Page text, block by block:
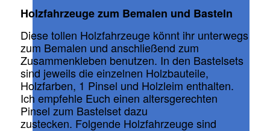
Holzfahrzeuge zum Bemalen und Basteln
Diese tollen Holzfahrzeuge könnt ihr unterwegs
zum Bemalen und anschließend zum
Zusammenkleben benutzen. In den Bastelsets
sind jeweils die einzelnen Holzbauteile,
Holzfarben, 1 Pinsel und Holzleim enthalten.
Ich empfehle Euch einen altersgerechten
Pinsel zum Bastelset dazu
zustecken. Folgende Holzfahrzeuge sind